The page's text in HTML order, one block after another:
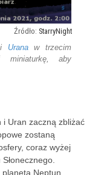
StarryNight
i Uranaw trzecim
miniaturkę, aby
i Uran zaczną zbliżać
zostaną
coraz wyżej
Neptun